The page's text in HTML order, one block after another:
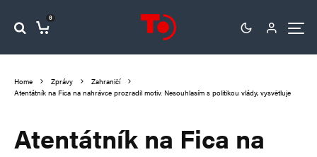
0
Home Zprávy
Zahraničí
Atentátník na Fica na nahrávce prozradil motiv. Nesouhlasím s politikou vlády, vysvětluje
Atentátník na Fica na